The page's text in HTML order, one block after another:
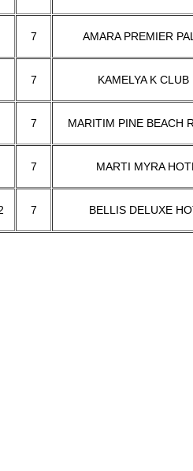
7 AMARA PREMIER
7 KAMELYA K CLUB
7 MARITIM PINE BEACH
7 MARTI MYRA
7 BELLIS DELUXE